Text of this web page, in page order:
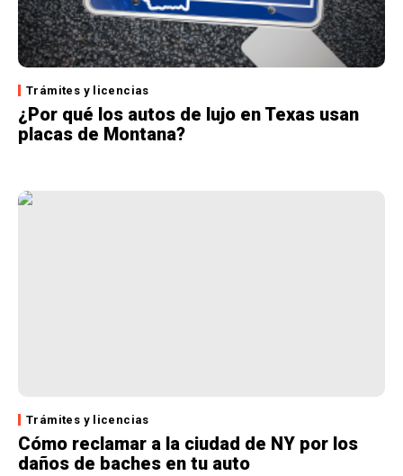
Trámites y licencias
¿Por qué los autos de lujo en Texas usan
placas de Montana?
Trámites y licencias
Cómo reclamar a la ciudad de NY por los
daños de baches en tu auto